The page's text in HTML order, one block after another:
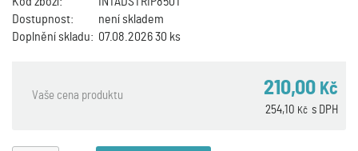
Dostupnost:
není skladem
Doplnění skladu: 07.08.2026 30 ks
Vaše cena produktu 210,00 Kč
s DPH
254,10 Kč